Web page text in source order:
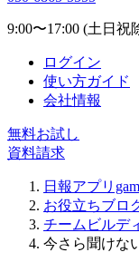
9:00〜17:00 (土日祝
ログイン
使い方ガイド
会社情報
無料お試し
資料請求
日報アプリ
お役立ちブロ
チームビルデ
今さら聞けな